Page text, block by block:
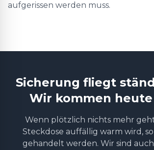
aufgerissen werden muss.
Sicherung fliegt
Wir kommen
Wenn plötzlich nichts mehr
Steckdose auffällig warm wird,
gehandelt werden. Wir sind